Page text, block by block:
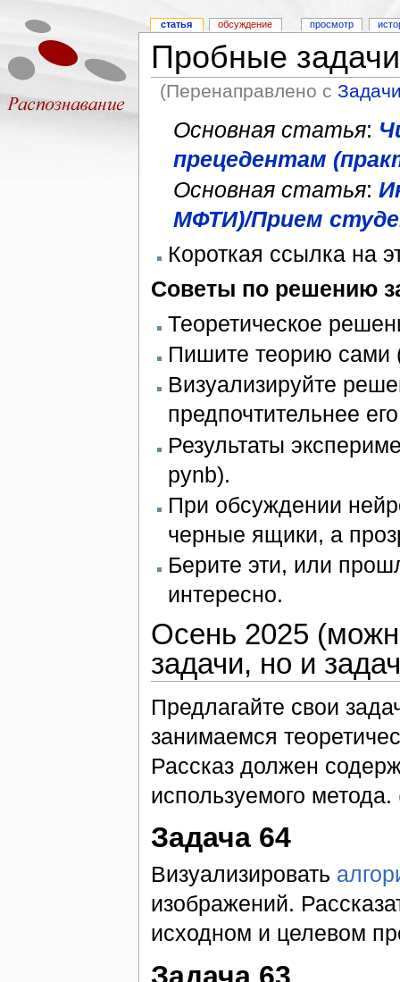
Пробные задачи
(Перенаправлено с
Основная статья:
прецедентам
Основная статья:
МФТИ)/Прием
Короткая ссылка на
Советы по решению
Теоретическое
Пишите теорию сами
Визуализируйте
предпочтительнее
Результаты
pynb).
При обсуждении
черные ящики, а
Берите эти, или
интересно.
Осень 2025
задачи, но и
Предлагайте свои
занимаемся
Рассказ должен
используемого
Задача 64
Визуализировать
изображений.
исходном и целевом
статья обсуждение просмотр